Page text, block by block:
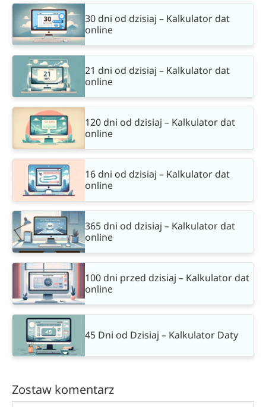
30 dni od dzisiaj – Kalkulator dat
online
21 dni od dzisiaj – Kalkulator dat
online
120 dni od dzisiaj – Kalkulator dat
online
16 dni od dzisiaj – Kalkulator dat
online
365 dni od dzisiaj – Kalkulator dat
online
100 dni przed dzisiaj – Kalkulator dat
online
45 Dni od Dzisiaj – Kalkulator Daty
Zostaw komentarz